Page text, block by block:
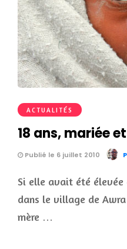
ACTUALITÉS
18 ans, mariée
Publié le 6 juillet 2010
Si elle avait été élevée
dans le village de
mère …